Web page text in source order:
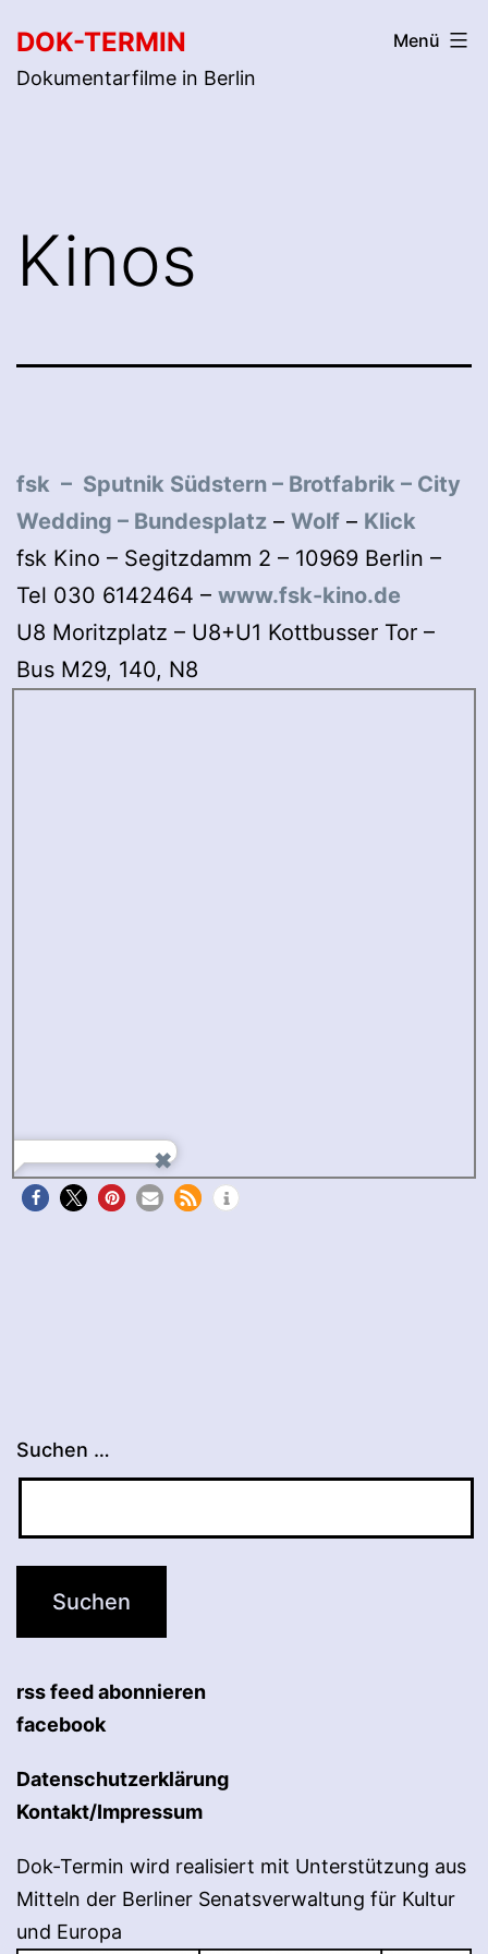
Inhalt
springen
DOK-TERMIN
Dokumentarfilme in Berlin
Menü
Kinos
fsk – Sputnik Südstern – Brotfabrik – City
Wedding – Bundesplatz – Wolf – Klick
fsk Kino – Segitzdamm 2 – 10969 Berlin –
Tel 030 6142464 – www.fsk-kino.de
U8 Moritzplatz – U8+U1 Kottbusser Tor –
Bus M29, 140, N8
Suchen …
rss feed abonnieren
facebook
Datenschutzerklärung
Kontakt/Impressum
Dok-Termin wird realisiert mit Unterstützung aus
Mitteln der Berliner Senatsverwaltung für Kultur
und Europa